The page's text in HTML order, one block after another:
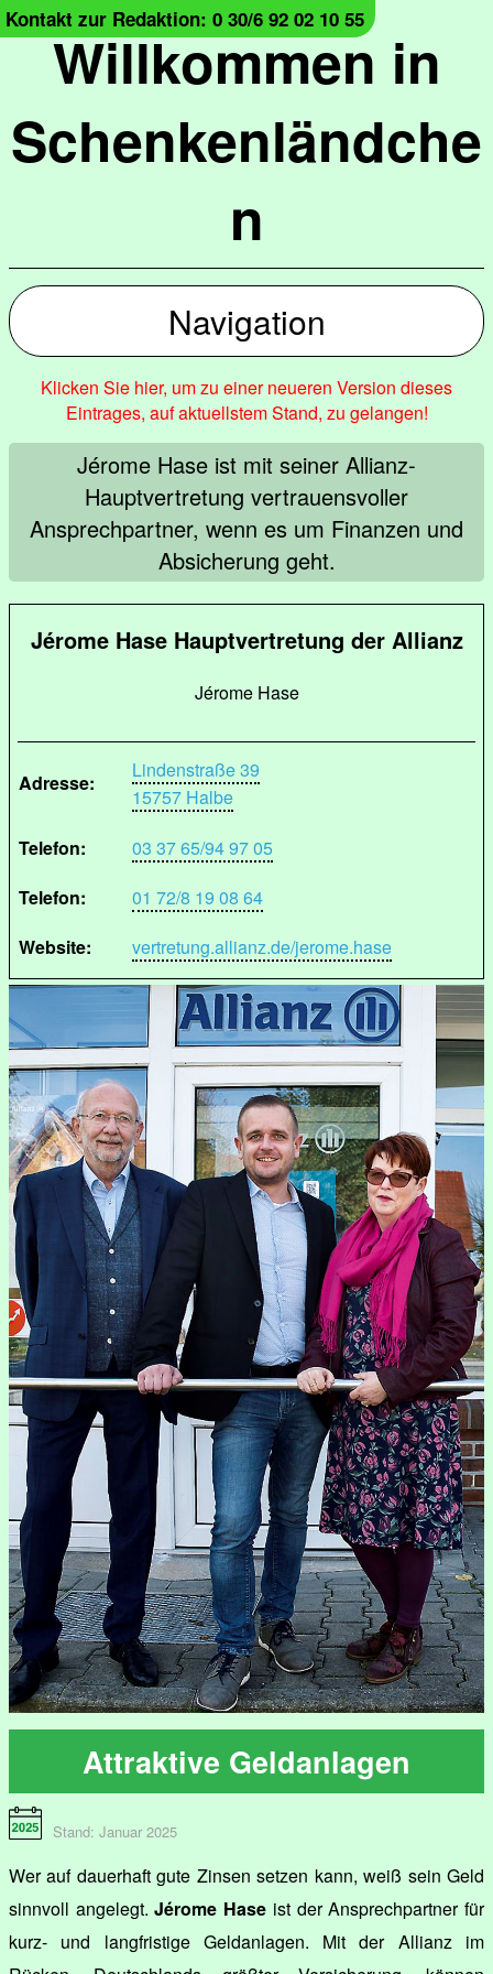
Willkommen in
Schenkenländche
n
Kontakt zur Redaktion: 0 30/6 92 02 10 55
Navigation
Klicken Sie hier, um zu einer neueren Version dieses
Eintrages, auf aktuellstem Stand, zu gelangen!
Jérome Hase ist mit seiner Allianz-
Hauptvertretung vertrauensvoller
Ansprechpartner, wenn es um Finanzen und
Absicherung geht.
Jérome Hase Hauptvertretung der Allianz
Jérome Hase
Adresse:
Lindenstraße 39
15757 Halbe
Telefon:
03 37 65/94 97 05
Telefon:
01 72/8 19 08 64
Website:
vertretung.allianz.de/jerome.hase
Attraktive Geldanlagen
Stand: Januar 2025
Wer auf dauerhaft gute Zinsen setzen kann, weiß sein Geld
sinnvoll angelegt.Jérome Hase ist der Ansprechpartner für
kurz- und langfristige Geldanlagen. Mit der Allianz im